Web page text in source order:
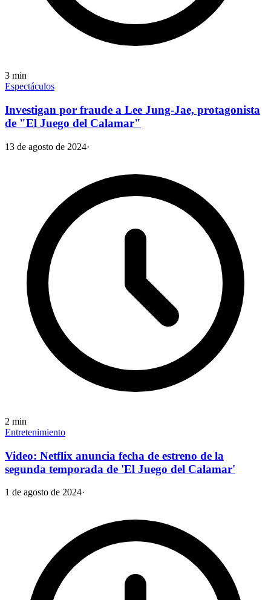
3 min
Espectáculos
Investigan por fraude a Lee Jung-Jae, protagonista
de "El Juego del Calamar"
13 de agosto de 2024·
2 min
Entretenimiento
Video: Netflix anuncia fecha de estreno de la
segunda temporada de 'El Juego del Calamar'
1 de agosto de 2024·